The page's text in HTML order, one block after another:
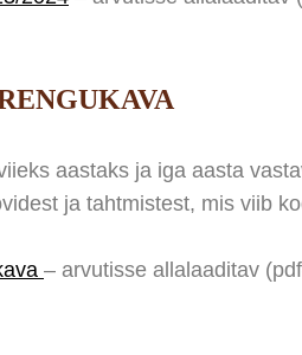
aastaks ja iga aasta
ja tahtmistest, mis viib
– arvutisse allalaaditav